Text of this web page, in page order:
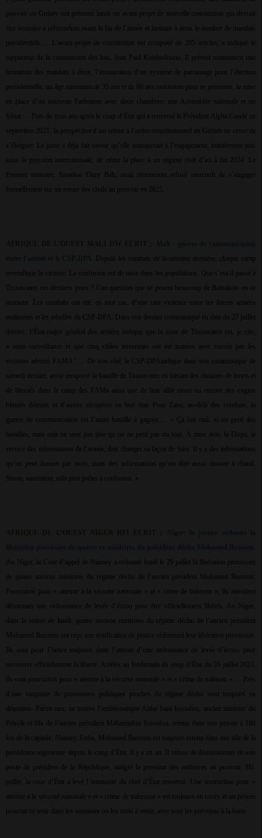
pouvoir en Guinée ont présenté lundi un avant-projet de nouvelle constitution qui devrait
être soumise à référendum avant la fin de l’année et limitant à deux le nombre de mandats
présidentiels.… L’avant-projet de constitution est composé de 205 articles, a indiqué le
rapporteur de la commission des lois, Jean Paul Kotebedouno. Il prévoit notamment une
limitation des mandats à deux, l’instauration d’un système de parrainage pour l’élection
présidentielle, un âge minimum de 35 ans et de 80 ans maximum pour se présenter, la mise
en place d’un nouveau Parlement avec deux chambres: une Assemblée nationale et un
Sénat.… Près de trois ans après le coup d’Etat qui a renversé le Président Alpha Condé en
septembre 2021, la perspective d’un retour à l’ordre constitutionnel en Guinée ne cesse de
s’éloigner. La junte a déjà fait savoir qu’elle manquerait à l’engagement, initialement pris
sous la pression internationale, de céder la place à un régime civil d’ici à fin 2024. Le
Premier ministre, Amadou Oury Bah, avait récemment refusé mercredi de s’engager
formellement sur un retour des civils au pouvoir en 2025.
. Depuis les combats de la semaine dernière, chaque camp
revendique la victoire. La confusion est de mise dans les populations. Que s’est-il passé à
Tinzawaten ces derniers jours ? Une question que se posent beaucoup de Bamakois en ce
moment. Les combats ont été, en tout cas, d’une rare violence entre les forces armées
maliennes et les rebelles du CSP-DPA. Dans son dernier communiqué en date du 27 juillet
dernier, l’État-major général des armées indique que la zone de Tinzawaten est, je cite,
« sous surveillance et que cinq cibles terroristes ont été traitées avec succès par les
vecteurs aériens FAMA”.… De son côté, le CSP-DPAindique dans son communiqué de
samedi dernier, avoir remporté la bataille de Tinzawaten en faisant des dizaines de morts et
de blessés dans le camp des FAMa ainsi que de leur allié russe ou encore des engins
blindés détruits et d’autres récupérés en bon état. Pour Zana, au-delà des combats, la
guerre de communication est l’autre bataille à gagner.… « Ça fait mal, si on perd des
batailles, mais cela ne veut pas dire qu’on ne perd pas du tout. À mon avis, la Dirpa, le
service des informations de l’armée, doit changer sa façon de faire. Il y a des informations
qu’on peut donner par mois, mais des informations qu’on doit aussi donner à chaud.
Sinon, autrement, cela peut prêter à confusion. »
Au Niger, la Cour d’appel de Niamey a ordonné lundi le 29 juillet la libération provisoire
de quatre anciens ministres du régime déchu de l’ancien président Mohamed Bazoum.
Poursuivis pour « atteinte à la sécurité nationale » et « crime de trahison », ils attendent
désormais une ordonnance de levée d’écrou pour être officiellement libérés. Au Niger,
dans la soirée de lundi, quatre anciens ministres du régime déchu de l’ancien président
Mohamed Bazoum ont reçu une notification de justice ordonnant leur libération provisoire.
Ils sont pour l’heure toujours dans l’attente d’une ordonnance de levée d’écrou pour
recouvrer officiellement la liberté. Arrêtés au lendemain du coup d’État du 26 juillet 2023,
ils sont poursuivis pour « atteinte à la sécurité nationale » et « crime de trahison ».… Près
d’une vingtaine de prisonniers politiques proches du régime déchu sont toujours en
détention. Parmi eux, se trouve l’emblématique Abba Sani Issoufou, ancien ministre du
Pétrole et fils de l’ancien président Mahamadou Issoufou, retenu dans une prison à 180
km de la capitale, Niamey. Enfin, Mohamed Bazoum est toujours retenu dans une aile de la
présidence nigérienne depuis le coup d’État, il y a un an. Il refuse de démissionner de son
poste de président de la République, malgré la pression des militaires au pouvoir. Mi-
juillet, la cour d’État a levé l’immunité du chef d’État renversé. Une instruction pour «
atteinte à la sécurité nationale » et « crime de trahisons » est toujours en cours et un procès
pourrait se tenir dans les semaines ou les mois à venir, avec tous les prévenus à la barre.